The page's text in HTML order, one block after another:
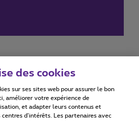
Accessibility statement
des cookies
sur ses sites web pour assurer le bon
améliorer votre expérience de
et adapter leurs contenus et
d’intérêts. Les partenaires avec